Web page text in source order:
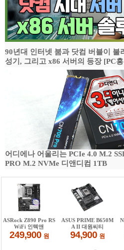
90년대 인터넷 붐과 닷컴 버블이 불
성기, 그리고 x86 서버의 등장 [PC
어디에나 어울리는 PCIe 4.0 M.2
PRO M.2 NVMe 디앤디컴 1TB